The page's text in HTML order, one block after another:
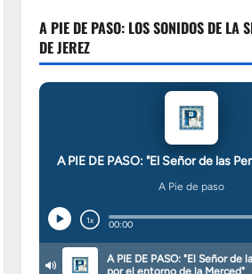
A PIE DE PASO: LOS SONIDOS DE LA
DE JEREZ